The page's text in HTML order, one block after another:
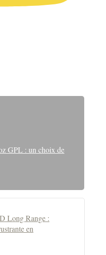
GPL : un choix de
Long Range :
en